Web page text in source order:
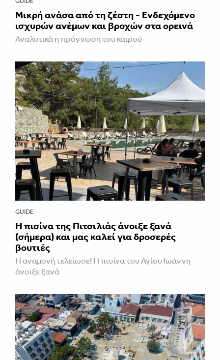
Μικρή ανάσα από τη ζέστη - Ενδεχόμενο
ισχυρών ανέμων και βροχών στα ορεινά
Αναλυτικά η πρόγνωση του καιρού
GUIDE
Η πισίνα της Πιτσιλιάς άνοιξε ξανά
(σήμερα) και μας καλεί για δροσερές
βουτιές
Η αναμονή τελείωσε! Η πισίνα του Αγίου Ιωάννη
άνοιξε ξανά